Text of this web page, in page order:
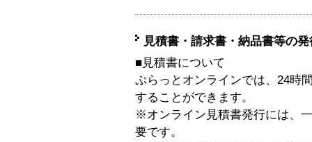
見積書・請求書・納品書等の
■見積書について
ぷらっとオンラインでは、24時
することができます。
※オンライン見積書発行には、
要です。